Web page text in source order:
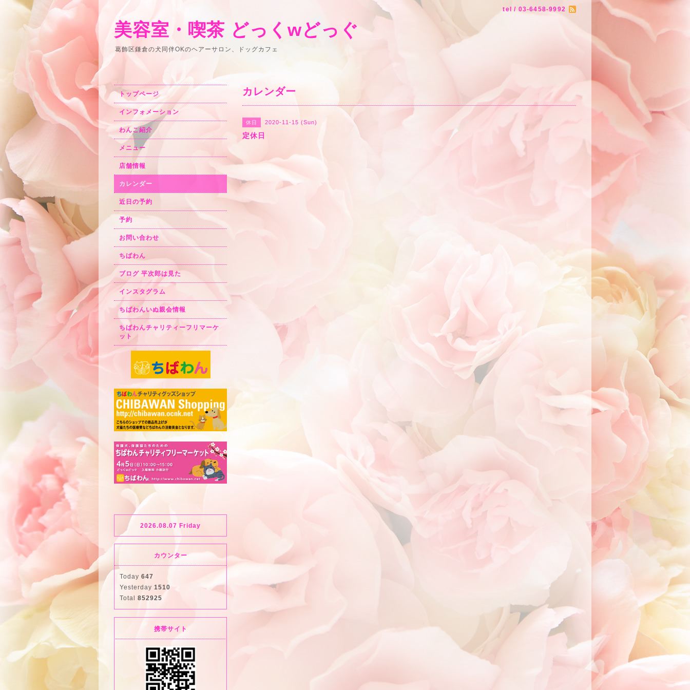
tel / 03-6458-9992
美容室・喫茶 どっくwどっぐ
葛飾区鎌倉の犬同伴OKのヘアーサロン、ドッグカフェ
カレンダー
休日 2020-11-15 (Sun)
定休日
トップページ
インフォメーション
わんこ紹介
メニュー
店舗情報
カレンダー
近日の予約
予約
お問い合わせ
ちばわん
ブログ 平次郎は見た
インスタグラム
ちばわんいぬ親会情報
ちばわんチャリティーフリマーケ
ット
2026.08.07 Friday
カウンター
Today 647
Yesterday 1510
Total 852925
携帯サイト